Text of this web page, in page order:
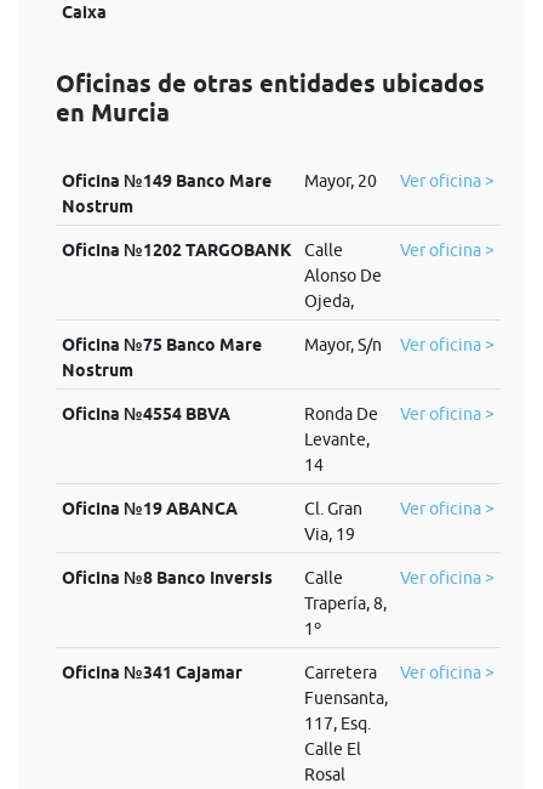
Caixa
Oficinas de otras entidades ubicados
en Murcia
Oficina №149 Banco Mare
Nostrum
Mayor, 20 Ver oficina >
Oficina №1202 TARGOBANK
Calle
Alonso De
Ojeda,
Ver oficina >
Oficina №75 Banco Mare
Nostrum
Mayor, S/n Ver oficina >
Oficina №4554 BBVA
Ronda De
Levante,
14
Ver oficina >
Oficina №19 ABANCA
Cl. Gran
Via, 19
Ver oficina >
Oficina №8 Banco Inversis
Calle
Trapería, 8,
1º
Ver oficina >
Oficina №341 Cajamar
Carretera
Fuensanta,
117, Esq.
Calle El
Rosal
Ver oficina >